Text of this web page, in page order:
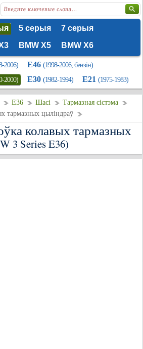
5 серыя
7 серыя
BMW X5 BMW X6
2006) E46 (1998-2006, бензін)
2000) E30 (1982-1994) E21 (1975-1983)
E36 Шасі
Тармазная сістэма
тармазных цыліндраў
колавых тармазных
3 Series E36)